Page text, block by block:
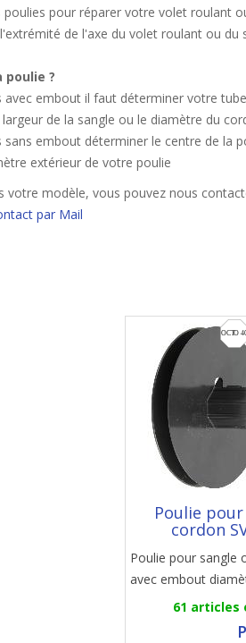
poulies pour réparer votre volet roulant
de l'axe du volet roulant ou
poulie ?
avec embout il faut déterminer votre
de la sangle ou le diamètre du
sans embout déterminer le centre de la
extérieur de votre poulie
votre modèle, vous pouvez nous
par Mail
Poulie
cordon
Poulie pour sangle
avec embout
61 articles